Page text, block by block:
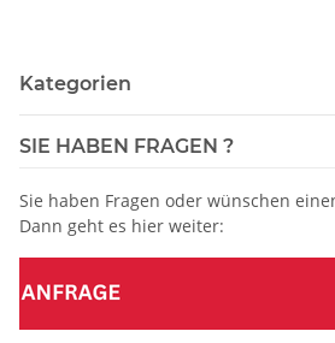
Kategorien
SIE HABEN FRAGEN ?
Sie haben Fragen oder wünschen
Dann geht es hier weiter: